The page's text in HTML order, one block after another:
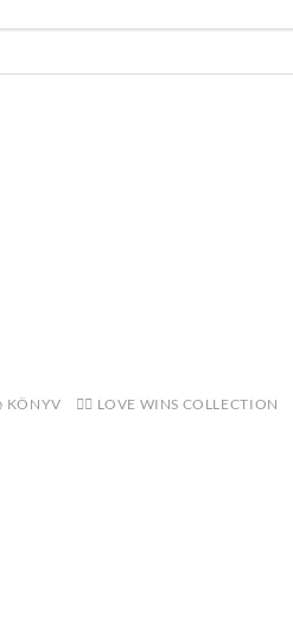
KÖNYV 🏳️‍🌈 LOVE WINS COLLECTION